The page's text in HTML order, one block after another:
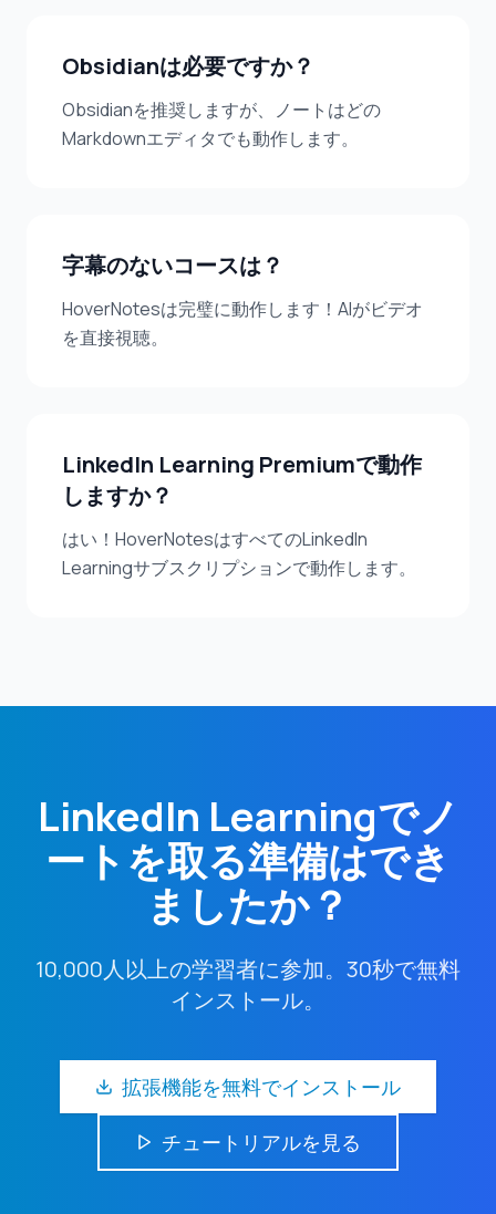
Obsidianは必要ですか？
Obsidianを推奨しますが、ノートはどの
Markdownエディタでも動作します。
字幕のないコースは？
HoverNotesは完璧に動作します！AIがビデオ
を直接視聴。
LinkedIn Learning Premiumで動作
しますか？
はい！HoverNotesはすべてのLinkedIn
Learningサブスクリプションで動作します。
LinkedIn Learningでノ
ートを取る準備はでき
ましたか？
10,000人以上の学習者に参加。30秒で無料
インストール。
拡張機能を無料でインストール
チュートリアルを見る